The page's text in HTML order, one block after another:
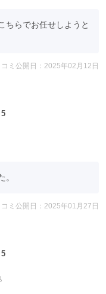
ちらでお任せしようと
コミ公開日：2025年02月12日
5
コミ公開日：2025年01月27日
5